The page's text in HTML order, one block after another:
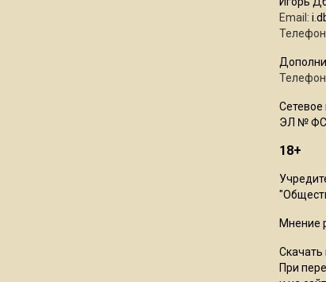
Email:
Сетевое
ЭЛ №
18+
Мнение
Скачать
При